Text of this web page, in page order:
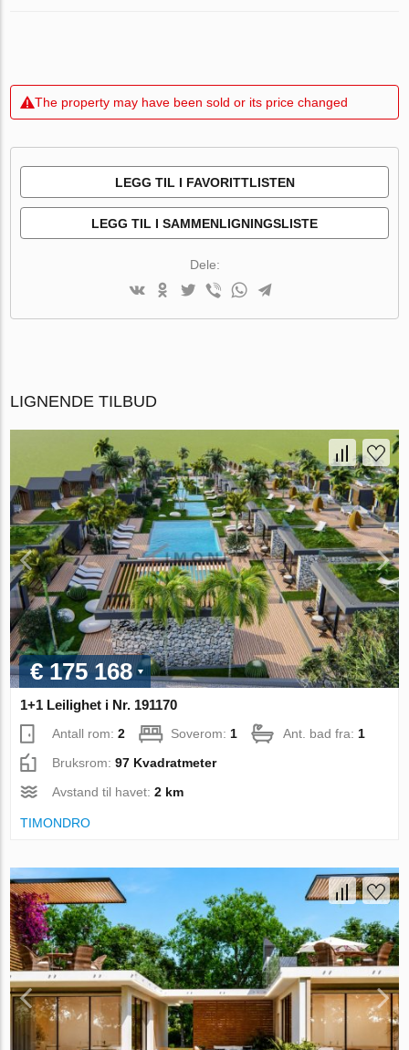
The property may have been sold or its price changed
LEGG TIL I FAVORITTLISTEN
LEGG TIL I SAMMENLIGNINGSLISTE
Dele:
LIGNENDE TILBUD
€ 175 168
1+1 Leilighet i Nr. 191170
Antall rom:2 Soverom:1 Ant. bad fra:1
Bruksrom:97 Kvadratmeter
Avstand til havet:2 km
TIMONDRO